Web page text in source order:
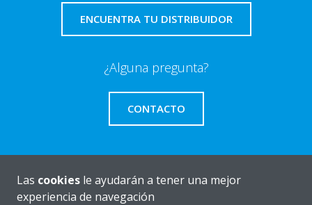
ENCUENTRA TU DISTRIBUIDOR
¿Alguna pregunta?
CONTACTO
Quiénes somos
Las cookies le ayudarán a tener una mejor
experiencia de navegación